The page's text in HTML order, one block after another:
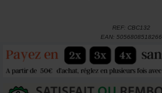
REF: CBC132
EAN: 5056808518266